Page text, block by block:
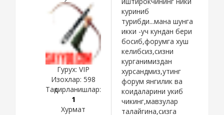
Гурух: VIP
Изохлар: 598
Тақдирланишлар:
1
Хурмат
куриниб
турибди...мана шунга
икки -уч кундан бери
босиб,форумга хуш
келибсиз,сизни
курганимиздан
хурсандмиз,утинг
форум янгилик ва
коидаларини укиб
чикинг,мавзулар
талайгина,сизга